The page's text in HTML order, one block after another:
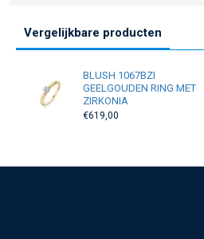
Vergelijkbare producten
BLUSH 1067BZI
GEELGOUDEN RING MET
ZIRKONIA
€619,00